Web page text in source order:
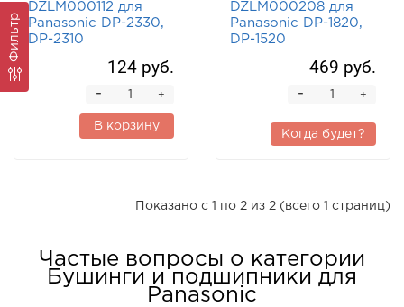
Фильтр
DZLM000112 для
Panasonic DP-2330,
DP-2310
124 руб.
+
-
В корзину
DZLM000208 для
Panasonic DP-1820,
DP-1520
469 руб.
+
-
Когда будет?
Показано с 1 по 2 из 2 (всего 1 страниц)
Частые вопросы о категории
Бушинги и подшипники для
Panasonic